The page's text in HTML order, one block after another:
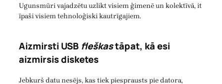
Ugunsmūri vajadzētu uzlikt visiem ģimenē un kolektīvā, it
īpaši visiem tehnoloģiski kautrīgajiem.
Aizmirsti USB fleškastāpat, kā esi
aizmirsis disketes
Jebkurš datu nesējs, kas tiek piesprausts pie datora,